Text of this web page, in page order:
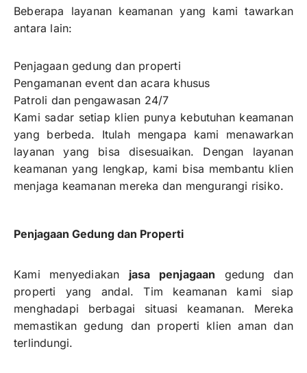
Beberapa layanan keamanan yang kami tawarkan
antara lain:
Penjagaan gedung dan properti
Pengamanan event dan acara khusus
Patroli dan pengawasan 24/7
Kami sadar setiap klien punya kebutuhan keamanan
yang berbeda. Itulah mengapa kami menawarkan
layanan yang bisa disesuaikan. Dengan layanan
keamanan yang lengkap, kami bisa membantu klien
menjaga keamanan mereka dan mengurangi risiko.
Penjagaan Gedung dan Properti
Kami menyediakan jasa penjagaan gedung dan
properti yang andal. Tim keamanan kami siap
menghadapi berbagai situasi keamanan. Mereka
memastikan gedung dan properti klien aman dan
terlindungi.